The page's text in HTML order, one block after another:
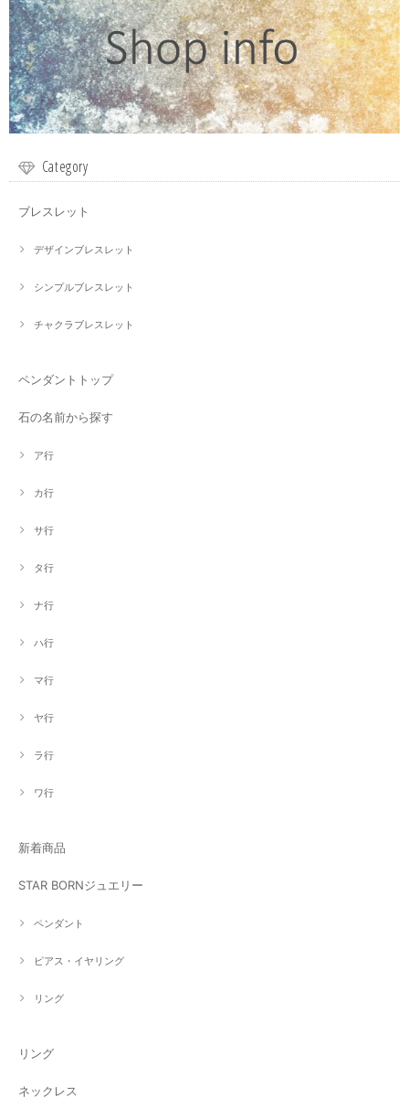
Category
ブレスレット
デザインブレスレット
シンプルブレスレット
チャクラブレスレット
ペンダントトップ
石の名前から探す
ア行
カ行
サ行
タ行
ナ行
ハ行
マ行
ヤ行
ラ行
ワ行
新着商品
STAR BORNジュエリー
ペンダント
ピアス・イヤリング
リング
リング
ネックレス